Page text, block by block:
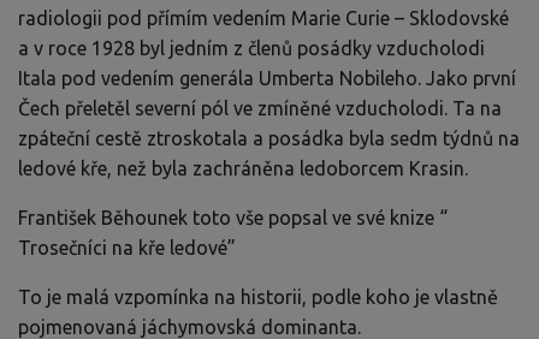
radiologii pod přímím vedením Marie Curie – Sklodovské
a v roce 1928 byl jedním z členů posádky vzducholodi
Itala pod vedením generála Umberta Nobileho. Jako první
Čech přeletěl severní pól ve zmíněné vzducholodi. Ta na
zpáteční cestě ztroskotala a posádka byla sedm týdnů na
ledové kře, než byla zachráněna ledoborcem Krasin.
František Běhounek toto vše popsal ve své knize “
Trosečníci na kře ledové”
To je malá vzpomínka na historii, podle koho je vlastně
pojmenovaná jáchymovská dominanta.